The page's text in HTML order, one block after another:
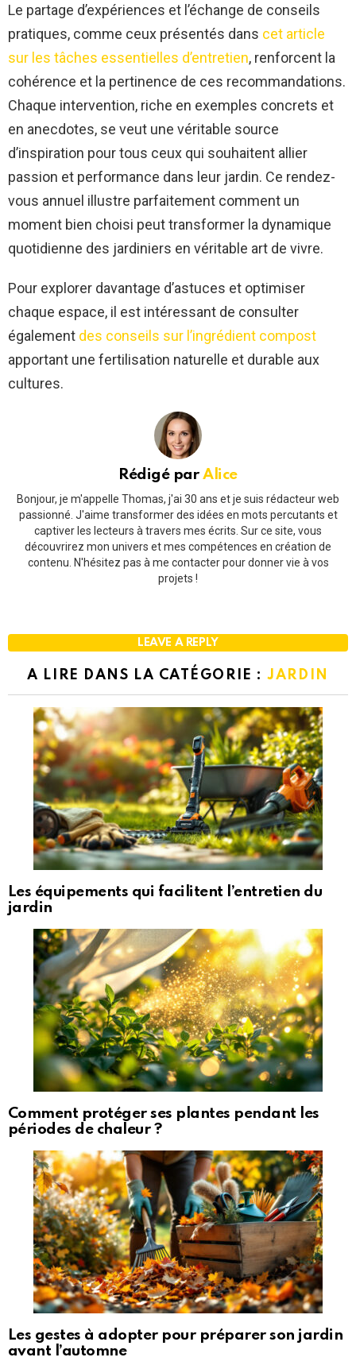
Le partage d’expériences et l’échange de conseils
pratiques, comme ceux présentés dans cet article
sur les tâches essentielles d’entretien, renforcent la
cohérence et la pertinence de ces recommandations.
Chaque intervention, riche en exemples concrets et
en anecdotes, se veut une véritable source
d’inspiration pour tous ceux qui souhaitent allier
passion et performance dans leur jardin. Ce rendez-
vous annuel illustre parfaitement comment un
moment bien choisi peut transformer la dynamique
quotidienne des jardiniers en véritable art de vivre.
Pour explorer davantage d’astuces et optimiser
chaque espace, il est intéressant de consulter
également des conseils sur l’ingrédient compost
apportant une fertilisation naturelle et durable aux
cultures.
Rédigé parAlice
Bonjour, je m'appelle Thomas, j'ai 30 ans et je suis rédacteur web
passionné. J'aime transformer des idées en mots percutants et
captiver les lecteurs à travers mes écrits. Sur ce site, vous
découvrirez mon univers et mes compétences en création de
contenu. N'hésitez pas à me contacter pour donner vie à vos
projets !
LEAVE A REPLY
A LIRE DANS LA CATÉGORIE :JARDIN
Les équipements qui facilitent l’entretien du
jardin
Comment protéger ses plantes pendant les
périodes de chaleur ?
Les gestes à adopter pour préparer son jardin
avant l’automne